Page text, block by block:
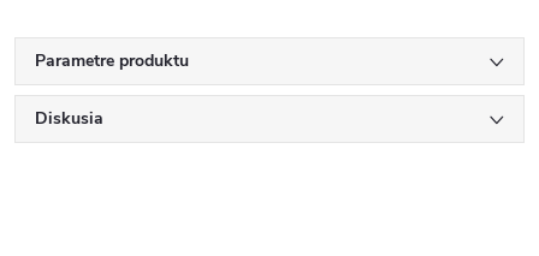
Parametre produktu
Diskusia